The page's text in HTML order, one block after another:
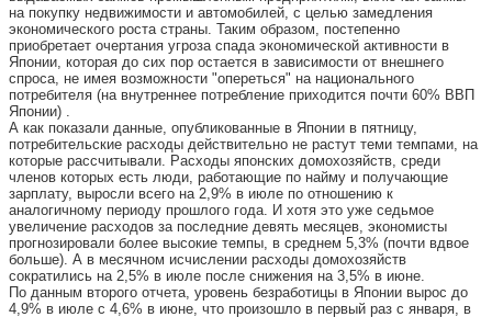
на покупку недвижимости и автомобилей, с целью замедления
экономического роста страны. Таким образом, постепенно
приобретает очертания угроза спада экономической активности в
Японии, которая до сих пор остается в зависимости от внешнего
спроса, не имея возможности "опереться" на национального
потребителя (на внутреннее потребление приходится почти 60% ВВП
Японии) .
А как показали данные, опубликованные в Японии в пятницу,
потребительские расходы действительно не растут теми темпами, на
которые рассчитывали. Расходы японских домохозяйств, среди
членов которых есть люди, работающие по найму и получающие
зарплату, выросли всего на 2,9% в июле по отношению к
аналогичному периоду прошлого года. И хотя это уже седьмое
увеличение расходов за последние девять месяцев, экономисты
прогнозировали более высокие темпы, в среднем 5,3% (почти вдвое
больше). А в месячном исчислении расходы домохозяйств
сократились на 2,5% в июле после снижения на 3,5% в июне.
По данным второго отчета, уровень безработицы в Японии вырос до
4,9% в июле с 4,6% в июне, что произошло в первый раз с января, в